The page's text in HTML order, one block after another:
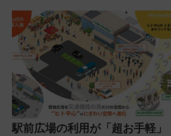
混雑に要注意、その理由は
駅前広場の利用が「超お手軽」